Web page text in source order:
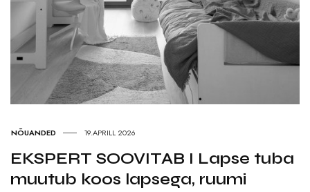
NÕUANDED 19.APRILL 2026
EKSPERT SOOVITAB I Lapse tuba
muutub koos lapsega, ruumi